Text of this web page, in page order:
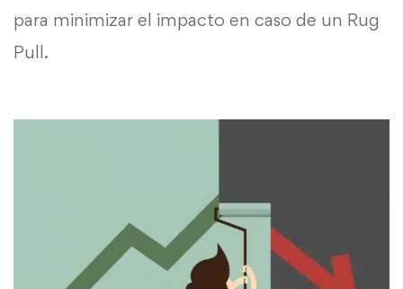
para minimizar el impacto en caso de un Rug
Pull.